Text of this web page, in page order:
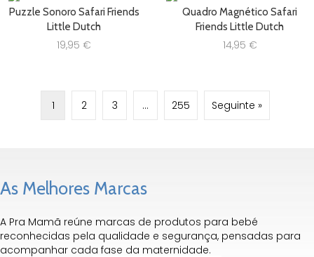
Puzzle Sonoro Safari Friends
Little Dutch
19,95 €
Quadro Magnético Safari
Friends Little Dutch
14,95 €
1 2 3 … 255 Seguinte »
As Melhores Marcas
A Pra Mamã reúne marcas de produtos para bebé
reconhecidas pela qualidade e segurança, pensadas para
acompanhar cada fase da maternidade.